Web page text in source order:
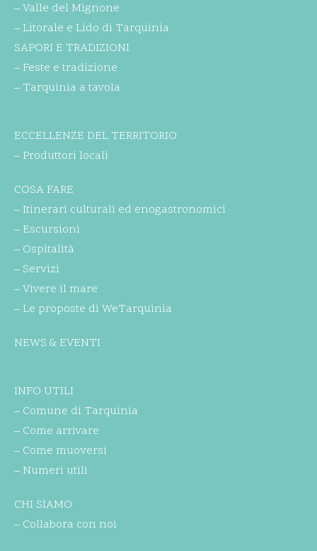
– Valle del Mignone
– Litorale e Lido di Tarquinia
SAPORI E TRADIZIONI
– Feste e tradizione
– Tarquinia a tavola
ECCELLENZE DEL TERRITORIO
– Produttori locali
COSA FARE
– Itinerari culturali ed enogastronomici
– Escursioni
– Ospitalità
– Servizi
– Vivere il mare
– Le proposte di WeTarquinia
NEWS & EVENTI
INFO UTILI
– Comune di Tarquinia
– Come arrivare
– Come muoversi
– Numeri utili
CHI SIAMO
– Collabora con noi